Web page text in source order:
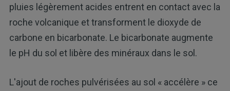
pluies légèrement acides entrent en contact avec la
roche volcanique et transforment le dioxyde de
carbone en bicarbonate. Le bicarbonate augmente
le pH du sol et libère des minéraux dans le sol.
L'ajout de roches pulvérisées au sol « accélère » ce